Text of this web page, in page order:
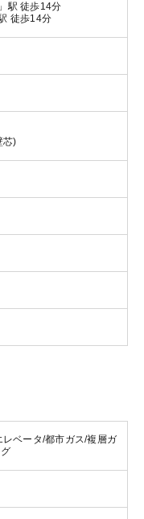
駅 徒歩14分
徒歩14分
芯)
ベータ/都市ガス/複層ガ